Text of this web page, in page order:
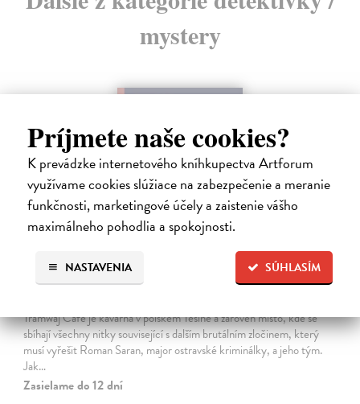
Príjmete naše cookies?
K prevádzke internetového kníhkupectva Artforum
využívame cookies slúžiace na zabezpečenie a meranie
funkčnosti, marketingové účely a zaistenie vášho
maximálneho pohodlia a spokojnosti.
SÚHLASÍM
NASTAVENIA
mystery
Tramwaj na Sachsenberg
Tramwaj Cafe je kavárna v polském Těšíně a zároveň místo, kde se
sbíhají všechny nitky související s dalším brutálním zločinem, který
musí vyřešit Roman Saran, major ostravské kriminálky, a jeho tým.
Jak…
Zasielame do 12 dní